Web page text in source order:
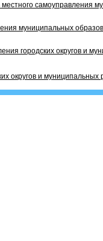
самоуправления
муниципальных
городских округов и
округов и муниципальных